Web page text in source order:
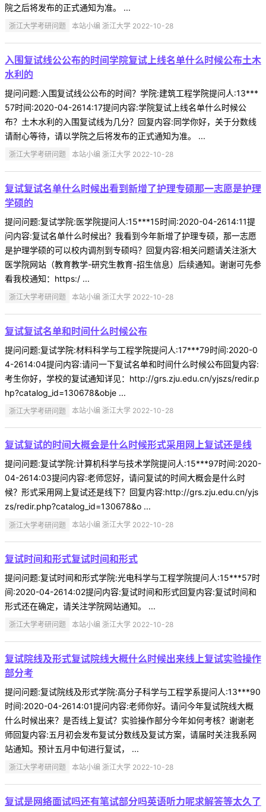
院之后将发布的正式通知为准。 ...
浙江大学考研问题 本站小编 浙江大学 2022-10-28
入围复试线公公布的时间学院复试上线名单什么时候公布土木
水利的
提问问题:入围复试线公公布的时间？学院:建筑工程学院提问人:13***
57时间:2020-04-2614:17提问内容:学院复试上线名单什么时候公
布？土木水利的入围复试线为几分？回复内容:同学你好，关于分数线
请耐心等待，请以学院之后将发布的正式通知为准。 ...
浙江大学考研问题 本站小编 浙江大学 2022-10-28
复试复试名单什么时候出看到新增了护理专硕那一志愿是护理
学硕的
提问问题:复试学院:医学院提问人:15***15时间:2020-04-2614:11提
问内容:复试名单什么时候出？我看到今年新增了护理专硕，那一志愿
是护理学硕的可以校内调剂到专硕吗？回复内容:相关问题请关注浙大
医学院网站（教育教学-研究生教育-招生信息）后续通知。谢谢可先参
看我校通知：https:/ ...
浙江大学考研问题 本站小编 浙江大学 2022-10-28
复试复试名单和时间什么时候公布
提问问题:复试学院:材料科学与工程学院提问人:17***79时间:2020-0
4-2614:04提问内容:请问一下复试名单和时间什么时候公布回复内容:
考生你好，学校的复试通知详见：http://grs.zju.edu.cn/yjszs/redir.p
hp?catalog_id=130678&obje ...
浙江大学考研问题 本站小编 浙江大学 2022-10-28
复试复试的时间大概会是什么时候形式采用网上复试还是线
提问问题:复试学院:计算机科学与技术学院提问人:15***97时间:2020-
04-2614:03提问内容:老师您好，请问复试的时间大概会是什么时
候？形式采用网上复试还是线下？回复内容:http://grs.zju.edu.cn/yjs
zs/redir.php?catalog_id=130678&o ...
浙江大学考研问题 本站小编 浙江大学 2022-10-28
复试时间和形式复试时间和形式
提问问题:复试时间和形式学院:光电科学与工程学院提问人:15***57时
间:2020-04-2614:02提问内容:复试时间和形式回复内容:复试时间和
形式还在确定，请关注学院网站通知。 ...
浙江大学考研问题 本站小编 浙江大学 2022-10-28
复试院线及形式复试院线大概什么时候出来线上复试实验操作
部分考
提问问题:复试院线及形式学院:高分子科学与工程学系提问人:13***90
时间:2020-04-2614:01提问内容:老师你好。请问今年复试院线大概
什么时候出来？是否线上复试？实验操作部分今年如何考核？谢谢老
师回复内容:五月初会发布复试分数线及复试方案，请届时关注我系网
站通知。预计五月中旬进行复试， ...
浙江大学考研问题 本站小编 浙江大学 2022-10-28
复试是网络面试吗还有笔试部分吗英语听力呢求解答等太久了